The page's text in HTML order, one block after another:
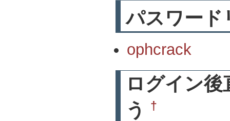
パスワー
ophcrack
ログイン
う
†